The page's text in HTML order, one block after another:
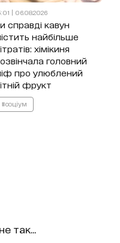
| 06.08.2026
справді кавун
найбільше
хімікиня
головний
про улюблений
фрукт
#соціум
так...